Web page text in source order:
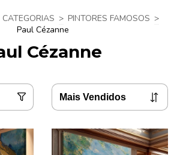
> PINTORES FAMOSOS >
Paul Cézanne
Cézanne